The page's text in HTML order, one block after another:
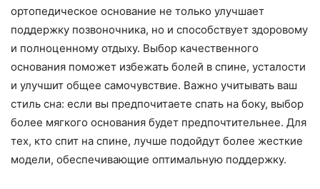
ортопедическое основание не только улучшает
поддержку позвоночника, но и способствует здоровому
и полноценному отдыху. Выбор качественного
основания поможет избежать болей в спине, усталости
и улучшит общее самочувствие. Важно учитывать ваш
стиль сна: если вы предпочитаете спать на боку, выбор
более мягкого основания будет предпочтительнее. Для
тех, кто спит на спине, лучше подойдут более жесткие
модели, обеспечивающие оптимальную поддержку.